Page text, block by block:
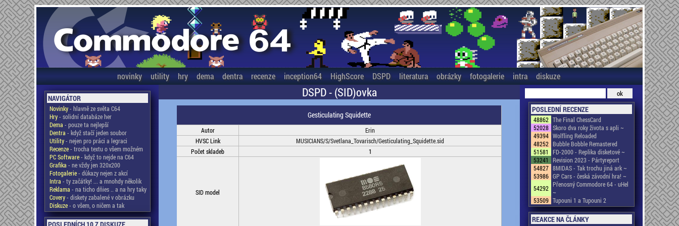
novinky utility hry dema dentra recenze inception64 HighScore DSPD literatura obrázky fotogalerie intra diskuze
NAVIGÁTOR
Novinky- hlavně ze světa C64
Hry- solidní databáze her
Dema - pouze ta nejlepší
Dentra - když stačí jeden soubor
Utility- nejen pro práci a legraci
Recenze- trocha textu o všem možném
PC Software- když to nejde na C64
Grafika - ne vždy jen 320x200
Fotogalerie- důkazy nejen z akcí
Intra - ty začátky! ... a mnohdy několik
Reklama - na ticho dňies .. a na hry taky
Covery- diskety zabalené v obrázku
Diskuze- o všem, o ničem a tak
DSPD - (SID)ovka
Gesticulating Squidette
Autor
Erin
HVSC Link
MUSICIANS/S/Svetlana_Tovarisch/Gesticulating_Squidette.sid
Počet skladeb
1
SID model
POSLEDNÍ RECENZE
48862 The Final ChessCard
52028 Skoro dva roky života s apli ~
49394 Wolfling Reloaded
48252 Bubble Bobble Remastered
51581
FD-2000 - Replika disketové ~
53241
Revision 2023 - Pártyreport
54827 8MIDAS - Tak trochu jiná ark ~
53986 GP Cars - česká závodní hra! ~
54292 Přenosný Commodore 64 - uHel
~
53509 Tupouni 1 a Tupouni 2
REAKCE NA ČLÁNKY